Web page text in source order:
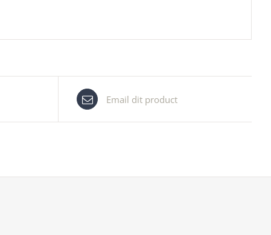
Email dit product